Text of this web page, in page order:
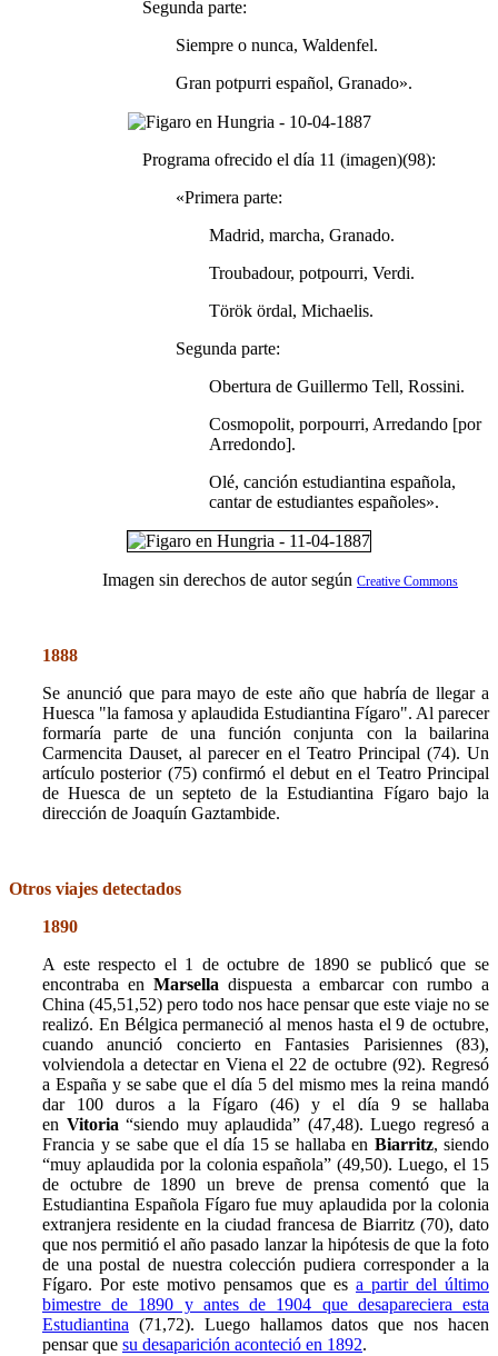
Segunda parte:
Siempre o nunca, Waldenfel.
Gran potpurri español, Granado».
Programa ofrecido el día 11 (imagen)(98):
«Primera parte:
Madrid, marcha, Granado.
Troubadour, potpourri, Verdi.
Török ördal, Michaelis.
Segunda parte:
Obertura de Guillermo Tell, Rossini.
Cosmopolit, porpourri, Arredando [por
Arredondo].
Olé, canción estudiantina española,
cantar de estudiantes españoles».
Imagen sin derechos de autor según Creative Commons
1888
Se anunció que para mayo de este año que habría de llegar a
Huesca "la famosa y aplaudida Estudiantina Fígaro". Al parecer
formaría parte de una función conjunta con la bailarina
Carmencita Dauset, al parecer en el Teatro Principal (74). Un
artículo posterior (75) confirmó el debut en el Teatro Principal
de Huesca de un septeto de la Estudiantina Fígaro bajo la
dirección de Joaquín Gaztambide.
Otros viajes detectados
1890
A este respecto el 1 de octubre de 1890 se publicó que se
encontraba enMarsella dispuesta a embarcar con rumbo a
China (45,51,52) pero todo nos hace pensar que este viaje no se
realizó. En Bélgica permaneció al menos hasta el 9 de octubre,
cuando anunció concierto en Fantasies Parisiennes (83),
volviendola a detectar en Viena el 22 de octubre (92). Regresó
a España y se sabe que el día 5 del mismo mes la reina mandó
dar 100 duros a la Fígaro (46) y el día 9 se hallaba
en Vitoria“siendo muy aplaudida” (47,48). Luego regresó a
Francia y se sabe que el día 15 se hallaba en Biarritz, siendo
“muy aplaudida por la colonia española” (49,50). Luego, el 15
de octubre de 1890 un breve de prensa comentó que la
Estudiantina Española Fígaro fue muy aplaudida por la colonia
extranjera residente en la ciudad francesa de Biarritz (70), dato
que nos permitió el año pasado lanzar la hipótesis de que la foto
de una postal de nuestra colección pudiera corresponder a la
Fígaro. Por este motivo pensamos que es a partir del último
bimestre de 1890 y antes de 1904 que desapareciera esta
Estudiantina (71,72). Luego hallamos datos que nos hacen
pensar que su desaparición aconteció en 1892.